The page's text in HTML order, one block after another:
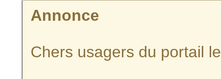
Annonce
Chers usagers du portail